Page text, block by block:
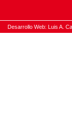
Desarrollo Web: Luis